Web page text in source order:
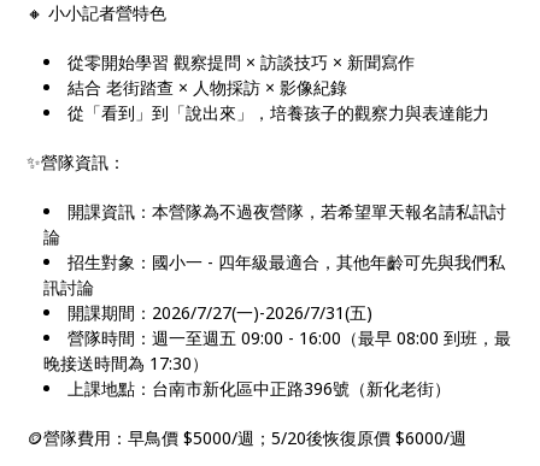
🔸 小小記者營特色
從零開始學習 觀察提問 × 訪談技巧 × 新聞寫作
結合 老街踏查 × 人物採訪 × 影像紀錄
從「看到」到「說出來」，培養孩子的觀察力與表達能力
✨營隊資訊：
開課資訊：本營隊為不過夜營隊，若希望單天報名請私訊討
論
招生對象：國小一 - 四年級最適合，其他年齡可先與我們私
訊討論
開課期間：2026/7/27(一)-2026/7/31(五)
營隊時間：週一至週五 09:00 - 16:00（最早 08:00 到班，最
晚接送時間為 17:30）
上課地點：台南市新化區中正路396號（新化老街）
🪙營隊費用：早鳥價 $5000/週；5/20後恢復原價 $6000/週